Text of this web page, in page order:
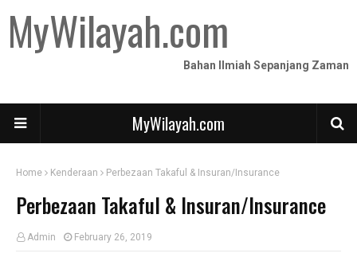
MyWilayah.com
Bahan Ilmiah Sepanjang Zaman
MyWilayah.com
Home Kenderaan Perbezaan Takaful & Insuran/Insurance
Perbezaan Takaful & Insuran/Insurance
Admin February 26, 2019